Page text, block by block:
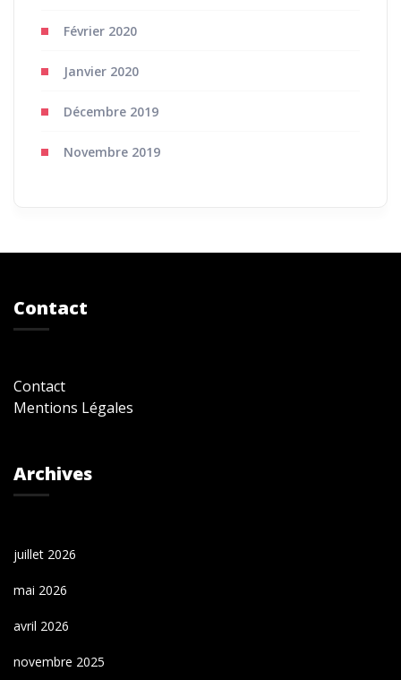
Février 2020
Janvier 2020
Décembre 2019
Novembre 2019
Contact
Contact
Mentions Légales
Archives
juillet 2026
mai 2026
avril 2026
novembre 2025